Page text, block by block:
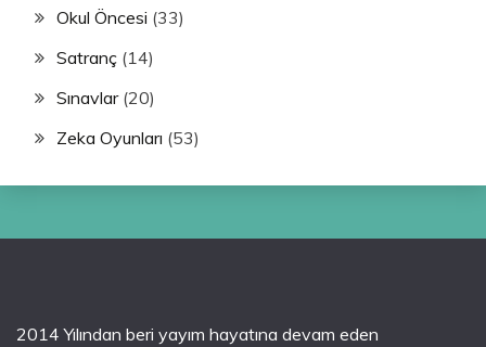
Okul Öncesi (33)
Satranç (14)
Sınavlar(20)
Zeka Oyunları (53)
2014 Yılından beri yayım hayatına devam eden